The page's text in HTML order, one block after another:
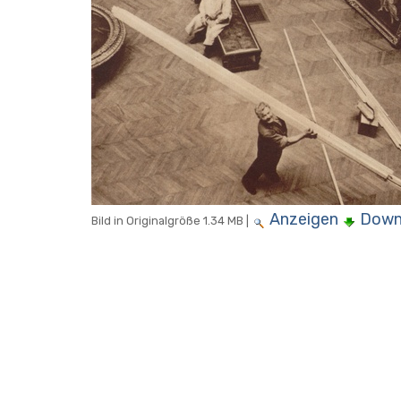
Bild in Originalgröße 1.34 MB Anzeigen